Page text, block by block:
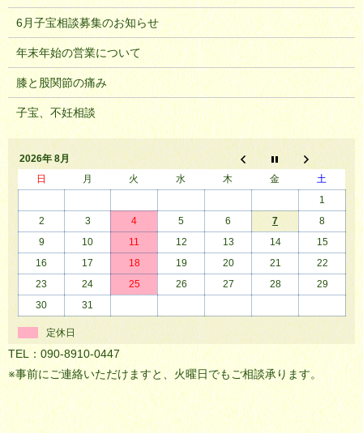
6月子宝相談募集のお知らせ
年末年始の営業について
膝と股関節の痛み
子宝、不妊相談
2026年 8月
日
月 火 水 木 金
土
1
2
3 4 5 6 7
8
9
10 11 12 13 14
15
16
17 18 19 20 21
22
23
24 25 26 27 28
29
30
31
定休日
TEL：090-8910-0447
※事前にご連絡いただけますと、火曜日でもご相談承ります。